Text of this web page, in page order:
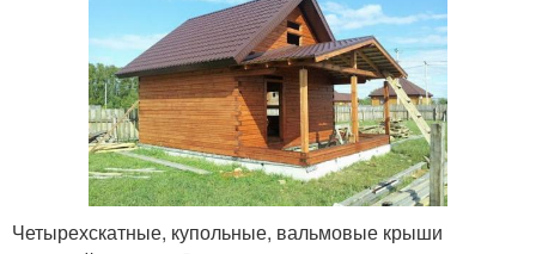
Четырехскатные, купольные, вальмовые крыши